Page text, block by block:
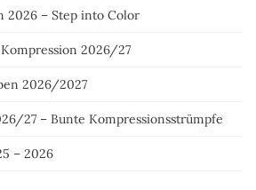
2026 – Step into Color
2026/27
2026/2027
27 – Bunte Kompressionsstrümpfe
– 2026